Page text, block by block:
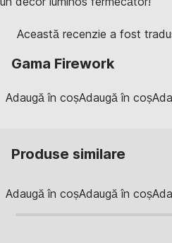
Această recenzie a fost
Gama Firework
Adaugă în coșAdaugă în coș
Produse similare
Adaugă în coșAdaugă în coș